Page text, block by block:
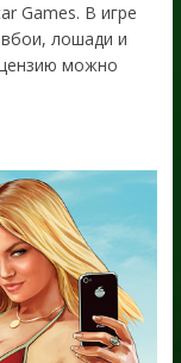
Games. В игре
лошади и
можно